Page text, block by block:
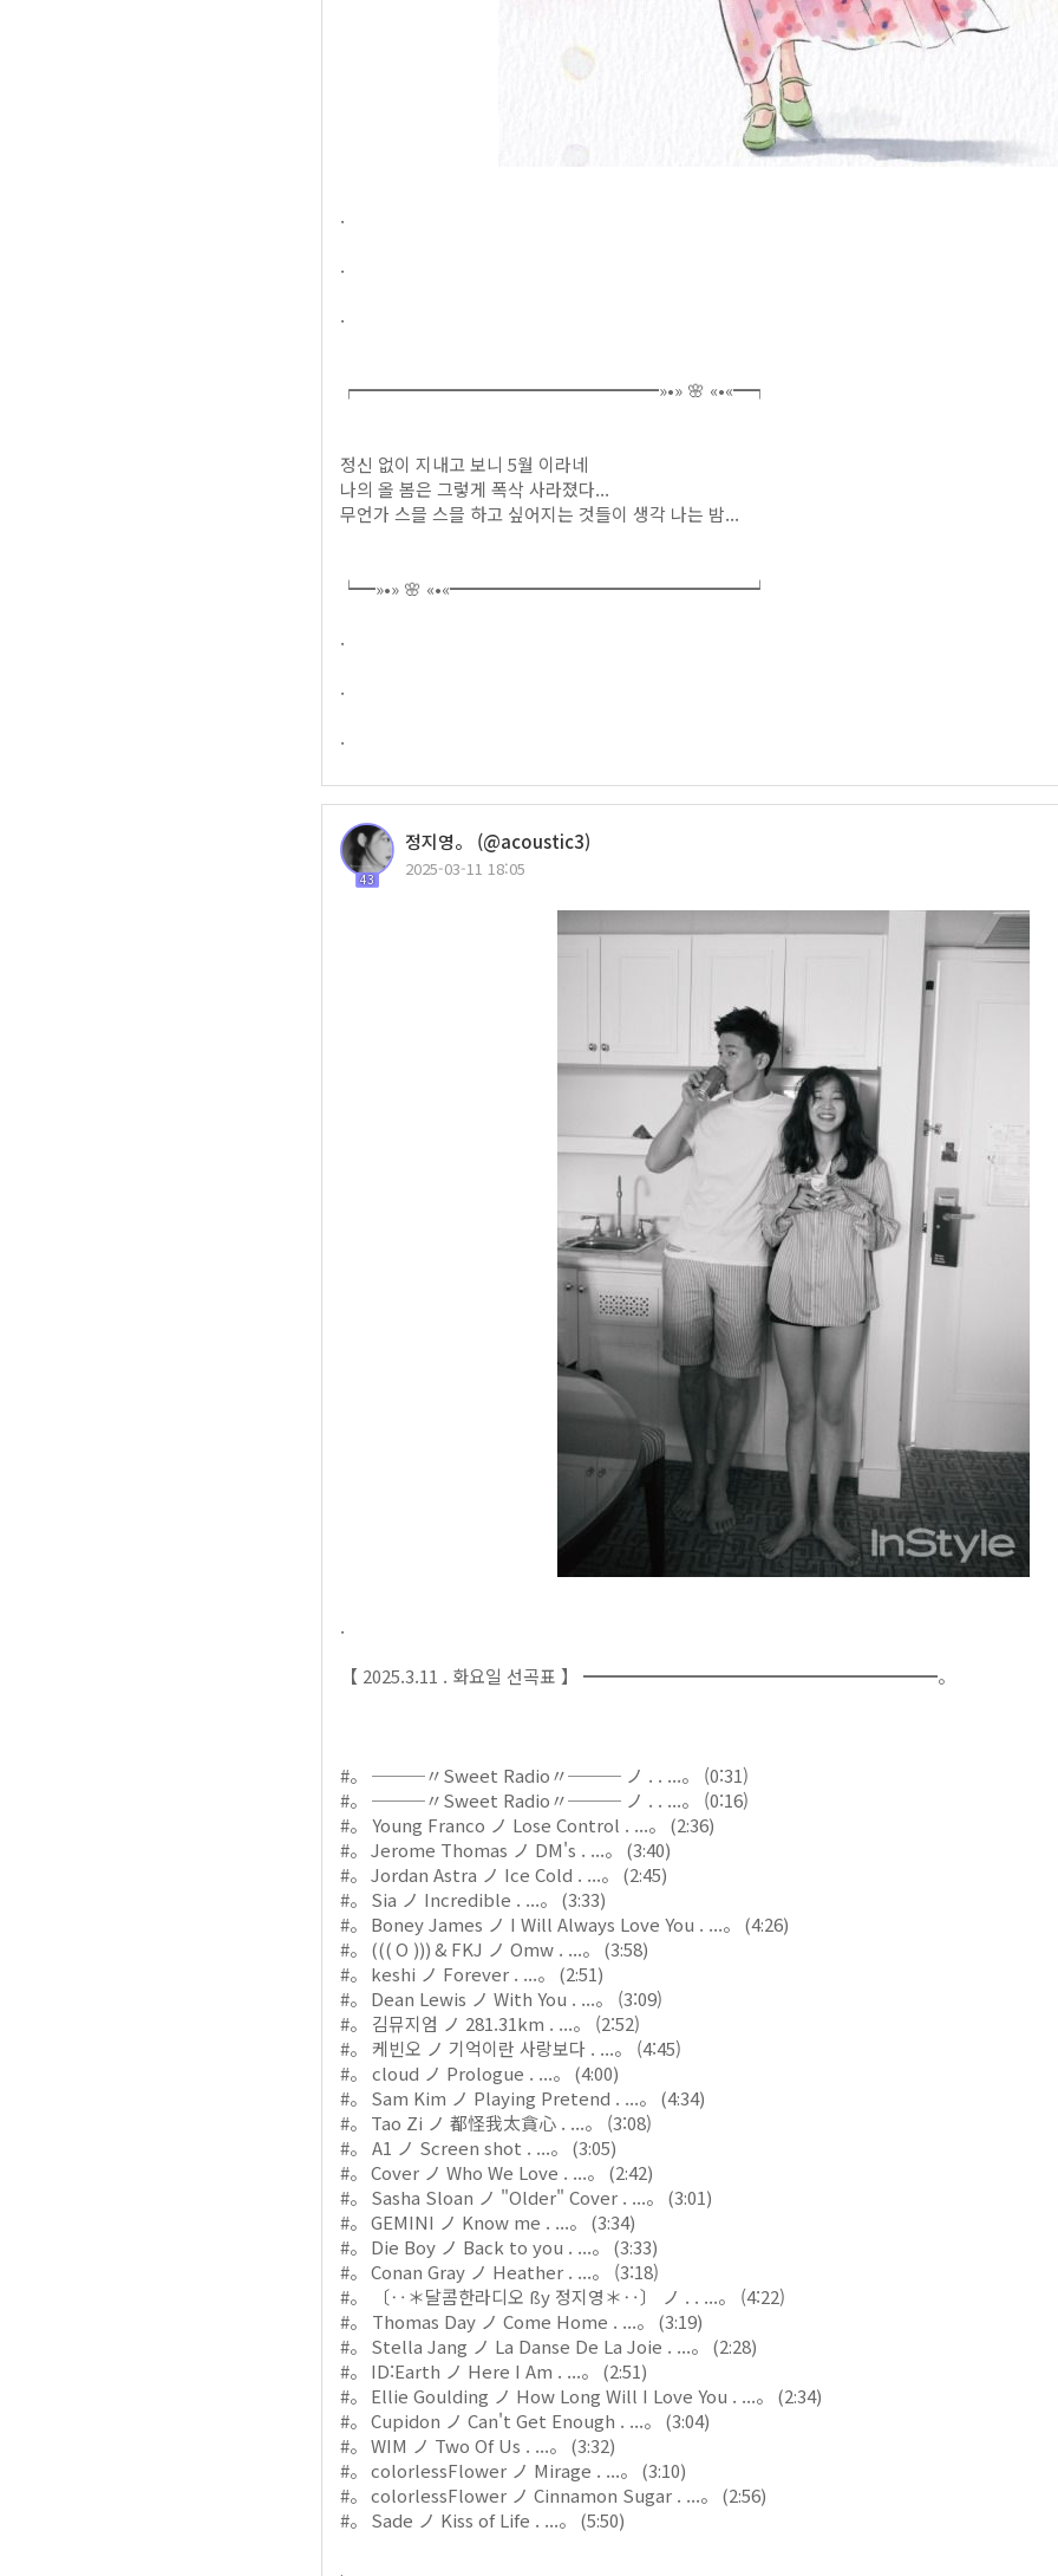
.
.
.
┍━━━━━━━━━━━━━━━━━»•» 🌸 «•«━┑
정신 없이 지내고 보니 5월 이라네
나의 올 봄은 그렇게 폭삭 사라졌다...
무언가 스믈 스믈 하고 싶어지는 것들이 생각 나는 밤...
┕━»•» 🌸 «•«━━━━━━━━━━━━━━━━━┙
.
.
.
43
정지영。 (@acoustic3)
2025-03-11 18:05
.
【 2025.3.11 . 화요일 선곡표 】 ━━━━━━━━━━━━━━━━━━━━。
#。 ───〃Sweet Radio〃─── ノ . . ...。 (0:31)
#。 ───〃Sweet Radio〃─── ノ . . ...。 (0:16)
#。 Young Franco ノ Lose Control . ...。 (2:36)
#。 Jerome Thomas ノ DM's . ...。 (3:40)
#。 Jordan Astra ノ Ice Cold . ...。 (2:45)
#。 Sia ノ Incredible . ...。 (3:33)
#。 Boney James ノ I Will Always Love You . ...。 (4:26)
#。 ((( O ))) & FKJ ノ Omw . ...。 (3:58)
#。 keshi ノ Forever . ...。 (2:51)
#。 Dean Lewis ノ With You . ...。 (3:09)
#。 김뮤지엄 ノ 281.31km . ...。 (2:52)
#。 케빈오 ノ 기억이란 사랑보다 . ...。 (4:45)
#。 cloud ノ Prologue . ...。 (4:00)
#。 Sam Kim ノ Playing Pretend . ...。 (4:34)
#。 Tao Zi ノ 都怪我太貪心 . ...。 (3:08)
#。 A1 ノ Screen shot . ...。 (3:05)
#。 Cover ノ Who We Love . ...。 (2:42)
#。 Sasha Sloan ノ "Older" Cover . ...。 (3:01)
#。 GEMINI ノ Know me . ...。 (3:34)
#。 Die Boy ノ Back to you . ...。 (3:33)
#。 Conan Gray ノ Heather . ...。 (3:18)
#。 〔‥＊달콤한라디오 ßy 정지영＊‥〕 ノ . . ...。 (4:22)
#。 Thomas Day ノ Come Home . ...。 (3:19)
#。 Stella Jang ノ La Danse De La Joie . ...。 (2:28)
#。 ID:Earth ノ Here I Am . ...。 (2:51)
#。 Ellie Goulding ノ How Long Will I Love You . ...。 (2:34)
#。 Cupidon ノ Can't Get Enough . ...。 (3:04)
#。 WIM ノ Two Of Us . ...。 (3:32)
#。 colorlessFlower ノ Mirage . ...。 (3:10)
#。 colorlessFlower ノ Cinnamon Sugar . ...。 (2:56)
#。 Sade ノ Kiss of Life . ...。 (5:50)
.